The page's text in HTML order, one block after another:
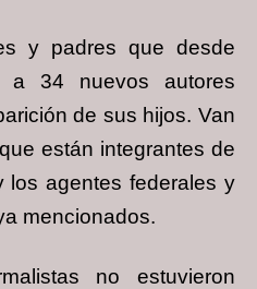
y padres que desde
a 34 nuevos autores
de sus hijos. Van
están integrantes de
los agentes federales y
mencionados.
no estuvieron